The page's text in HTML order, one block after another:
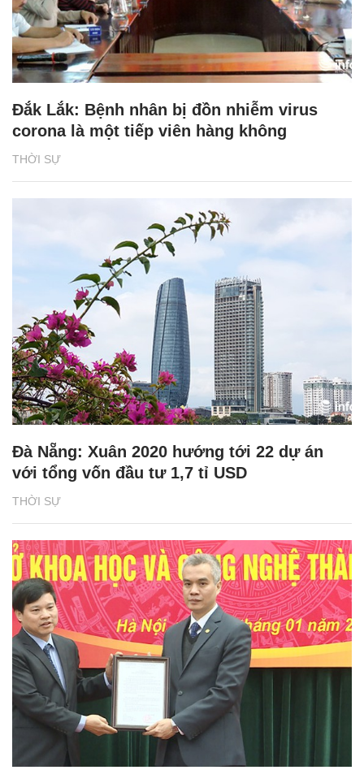
THỜI SỰ
Đắk Lắk: Bệnh nhân bị đồn nhiễm virus
corona là một tiếp viên hàng không
THỜI SỰ
Đà Nẵng: Xuân 2020 hướng tới 22 dự án
với tổng vốn đầu tư 1,7 tỉ USD